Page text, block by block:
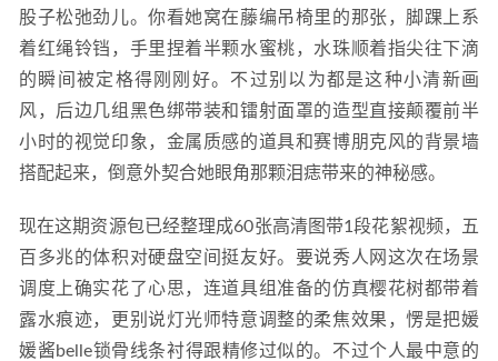
股子松弛劲儿。你看她窝在藤编吊椅里的那张，脚踝上系
着红绳铃铛，手里捏着半颗水蜜桃，水珠顺着指尖往下滴
的瞬间被定格得刚刚好。不过别以为都是这种小清新画
风，后边几组黑色绑带装和镭射面罩的造型直接颠覆前半
小时的视觉印象，金属质感的道具和赛博朋克风的背景墙
搭配起来，倒意外契合她眼角那颗泪痣带来的神秘感。
现在这期资源包已经整理成60张高清图带1段花絮视频，五
百多兆的体积对硬盘空间挺友好。要说秀人网这次在场景
调度上确实花了心思，连道具组准备的仿真樱花树都带着
露水痕迹，更别说灯光师特意调整的柔焦效果，愣是把媛
媛酱belle锁骨线条衬得跟精修过似的。不过个人最中意的